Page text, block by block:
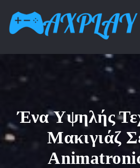
Ένα Υψηλής
Μακιγιάζ